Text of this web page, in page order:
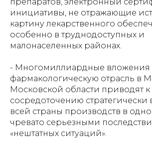
инициативы, не отражающие
картину лекарственного
особенно в труднодоступных и
малонаселенных районах.
- Многомиллиардные вложения
фармакологическую отрасль в
Московской области приводят к
сосредоточению стратегически
всей страны производств в
чревато серьезными
«нештатных ситуаций».